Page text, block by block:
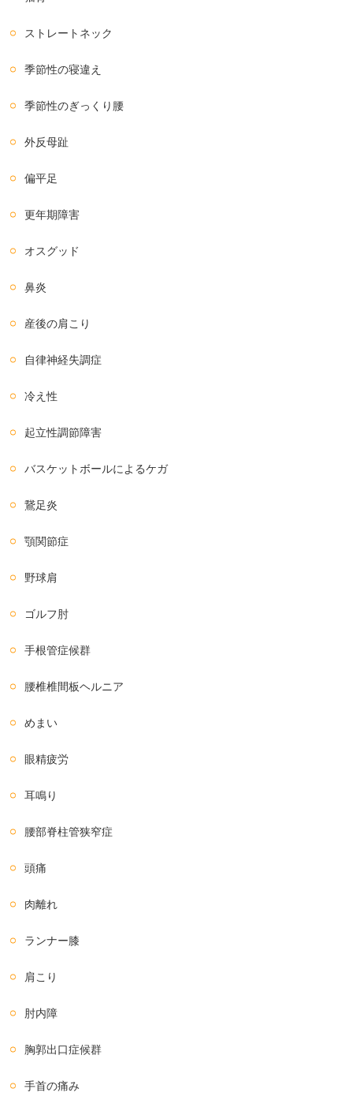
ストレートネック
季節性の寝違え
季節性のぎっくり腰
外反母趾
偏平足
更年期障害
オスグッド
鼻炎
産後の肩こり
自律神経失調症
冷え性
起立性調節障害
バスケットボールによるケガ
鵞足炎
顎関節症
野球肩
ゴルフ肘
手根管症候群
腰椎椎間板ヘルニア
めまい
眼精疲労
耳鳴り
腰部脊柱管狭窄症
頭痛
肉離れ
ランナー膝
肩こり
肘内障
胸郭出口症候群
手首の痛み